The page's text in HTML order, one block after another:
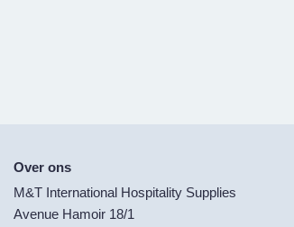
Over ons
M&T International Hospitality Supplies
Avenue Hamoir 18/1